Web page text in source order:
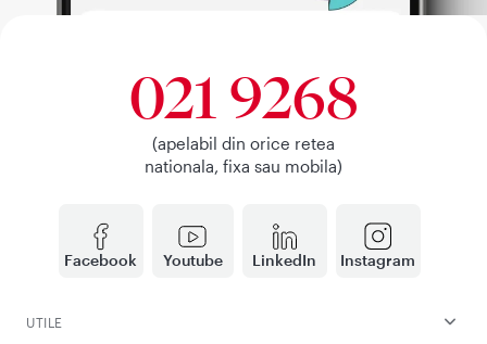
Facebook Youtube LinkedIn Instagram
021 9268
(apelabil din orice retea
nationala, fixa sau mobila)
UTILE